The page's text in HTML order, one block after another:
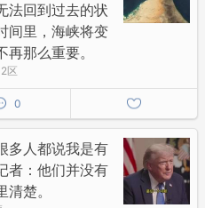
法回到过去的状
间里，海峡将变
那么重要。
区
0
多人都说我是有
者：他们并没有
楚。